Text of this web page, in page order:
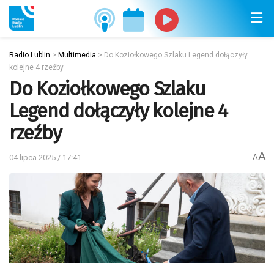
Radio Lublin > Multimedia > Do Koziołkowego Szlaku Legend dołączyły
kolejne 4 rzeźby
Do Koziołkowego Szlaku
Legend dołączyły kolejne 4
rzeźby
04 lipca 2025 / 17:41 AA